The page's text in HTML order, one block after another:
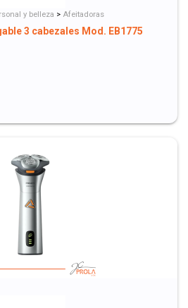
y belleza >Afeitadoras
3 cabezales Mod. EB1775